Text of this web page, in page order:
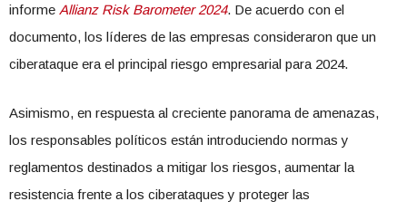
informe Allianz Risk Barometer 2024. De acuerdo con el
documento, los líderes de las empresas consideraron que un
ciberataque era el principal riesgo empresarial para 2024.
Asimismo, en respuesta al creciente panorama de amenazas,
los responsables políticos están introduciendo normas y
reglamentos destinados a mitigar los riesgos, aumentar la
resistencia frente a los ciberataques y proteger las